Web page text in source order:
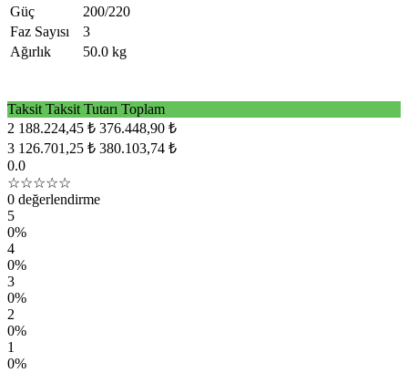
Güç
200/220
Faz Sayısı
3
Ağırlık
50.0 kg
Taksit Taksit Tutarı Toplam
2 188.224,45 ₺ 376.448,90 ₺
3 126.701,25 ₺ 380.103,74 ₺
0.0
☆☆☆☆☆
0 değerlendirme
5
0%
4
0%
3
0%
2
0%
1
0%